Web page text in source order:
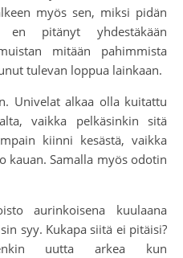
myös sen, miksi pidän
en pitänyt yhdestäkään
mitään pahimmista
tulevan loppua lainkaan.
Univelat alkaa olla kuitattu
vaikka pelkäsinkin sitä
kiinni kesästä, vaikka
kauan. Samalla myös odotin
aurinkoisena kuulaana
syy. Kukapa siitä ei pitäisi?
uutta arkea kun